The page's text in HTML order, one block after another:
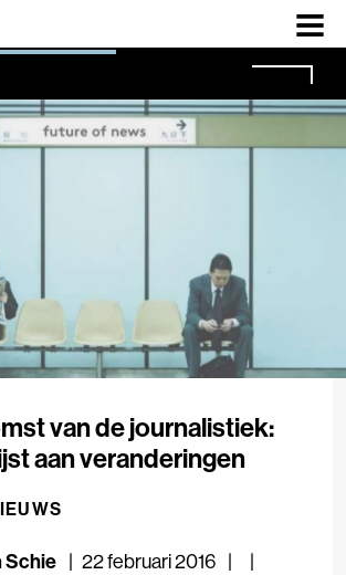
van de journalistiek:
aan veranderingen
Schie 22 februari 2016